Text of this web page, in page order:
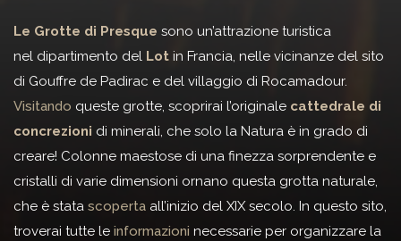
Le Grotte di Presque sono un’attrazione turistica
nel dipartimento del Lot in Francia, nelle vicinanze del sito
di Gouffre de Padirac e del villaggio di Rocamadour.
Visitando queste grotte, scoprirai l’originale cattedrale di
concrezioni di minerali, che solo la Natura è in grado di
creare! Colonne maestose di una finezza sorprendente e
cristalli di varie dimensioni ornano questa grotta naturale,
che è stata scoperta all’inizio del XIX secolo. In questo sito,
troverai tutte le informazioni necessarie per organizzare la